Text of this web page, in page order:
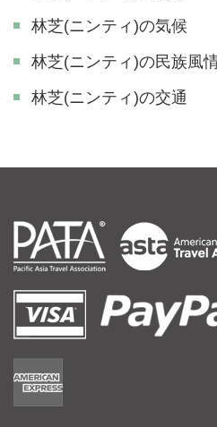
林芝(ニンティ)の気候
林芝(ニンティ)の民族風
林芝(ニンティ)の交通